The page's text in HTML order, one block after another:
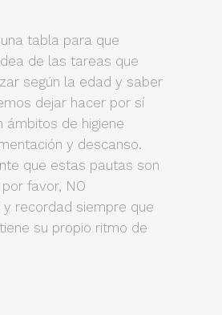
tabla para que
de las tareas que
según la edad y saber
dejar hacer por sí
ámbitos de higiene
y descanso.
que estas pautas son
favor, NO
y recordad siempre que
su propio ritmo de